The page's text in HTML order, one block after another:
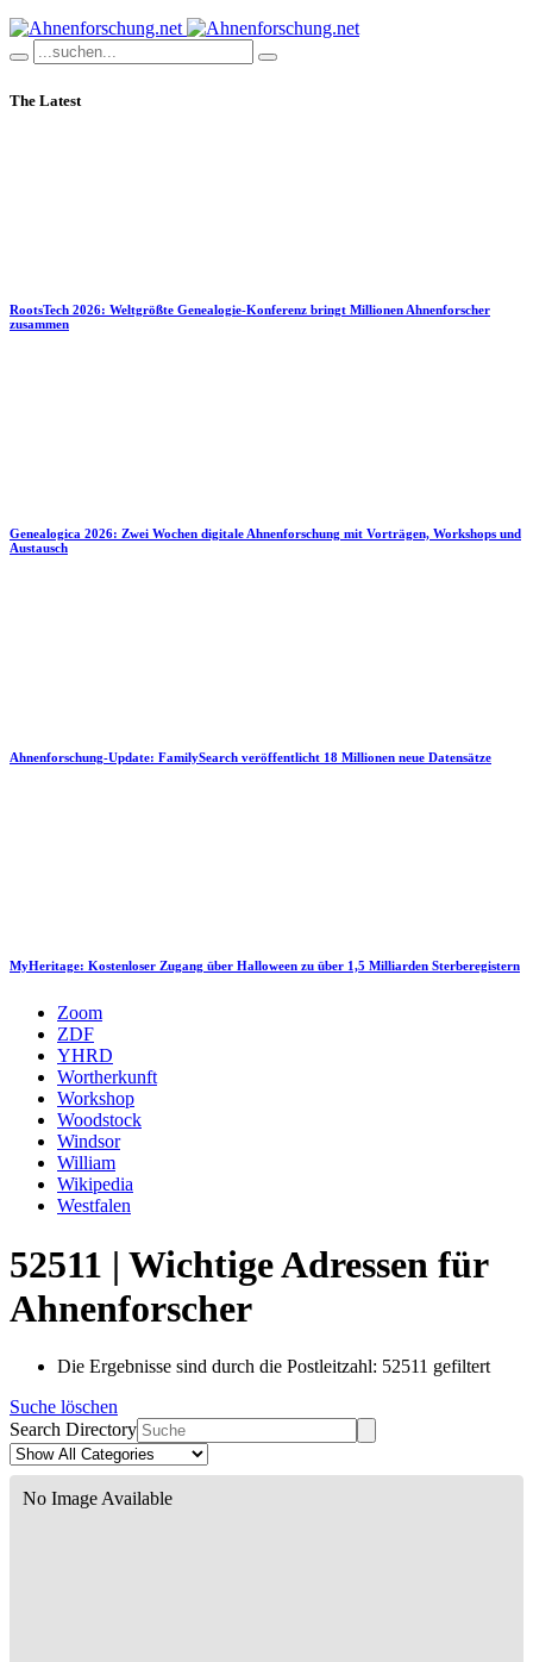
The Latest
RootsTech 2026: Weltgrößte Genealogie-Konferenz bringt Millionen Ahnenforscher
zusammen
Genealogica 2026: Zwei Wochen digitale Ahnenforschung mit Vorträgen, Workshops und
Austausch
Ahnenforschung-Update: FamilySearch veröffentlicht 18 Millionen neue Datensätze
MyHeritage: Kostenloser Zugang über Halloween zu über 1,5 Milliarden Sterberegistern
Zoom
ZDF
YHRD
Wortherkunft
Workshop
Woodstock
Windsor
William
Wikipedia
Westfalen
52511 | Wichtige Adressen für
Ahnenforscher
Die Ergebnisse sind durch die Postleitzahl: 52511 gefiltert
Suche löschen
Search Directory
No Image Available